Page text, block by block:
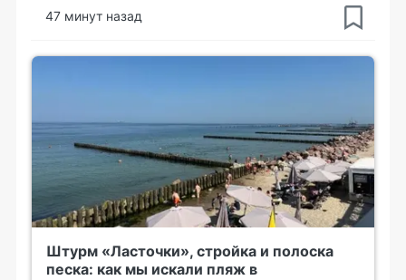
47 минут назад
Штурм «Ласточки», стройка и полоска
песка: как мы искали пляж в